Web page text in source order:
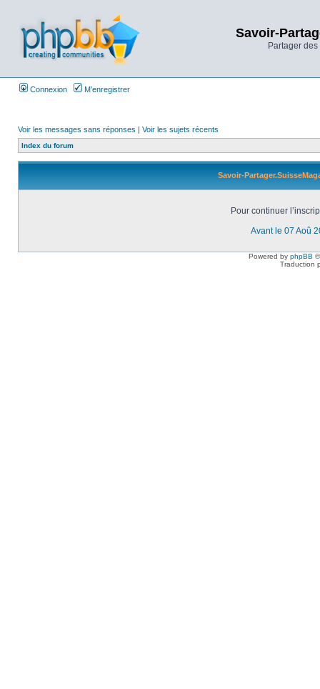
Savoir-
Partager
Connexion M’enregistrer
Voir les messages sans réponses | Voir les sujets récents
Index du forum
Savoir-
Pour continuer
Avant le 07 Aoû
Powered by phpBB
Traduction